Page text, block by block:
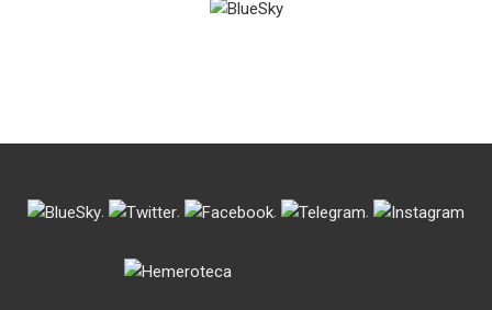
. . . .